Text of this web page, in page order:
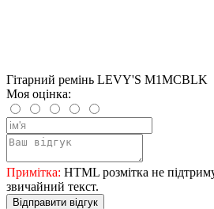
Гітарний ремінь LEVY'S M1MCBLK
Моя оцінка:
Примітка: HTML розмітка не
звичайний текст.
Відправити відгук